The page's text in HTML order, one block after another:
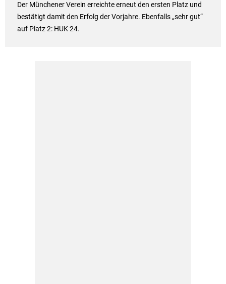
Der Münchener Verein erreichte erneut den ersten Platz und
bestätigt damit den Erfolg der Vorjahre. Ebenfalls „sehr gut“
auf Platz 2: HUK 24.